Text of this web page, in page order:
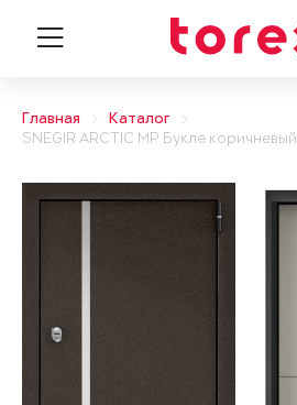
Главная
Каталог
SNEGIR ARCTIC MP Букле коричневый